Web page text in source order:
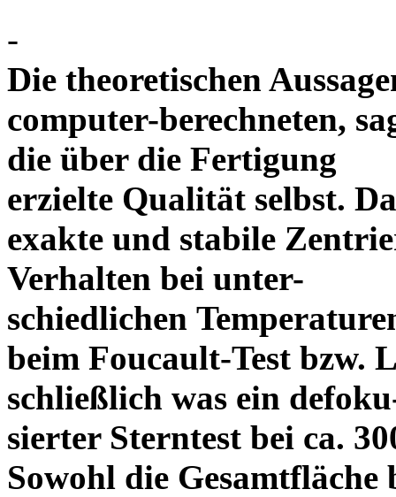
-
Die theoretischen
computer-berechneten,
die über die Fertigung
erzielte Qualität selbst.
exakte und stabile
Verhalten bei unter-
schiedlichen
beim Foucault-Test bzw.
schließlich was ein
sierter Sterntest bei ca.
Sowohl die